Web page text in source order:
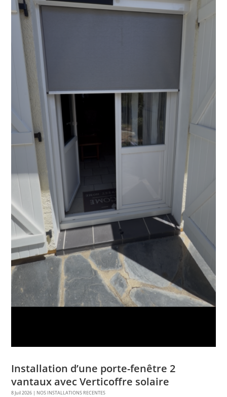
Installation d’une porte-fenêtre 2
vantaux avec Verticoffre solaire
8 Juil 2026 | NOS INSTALLATIONS RECENTES